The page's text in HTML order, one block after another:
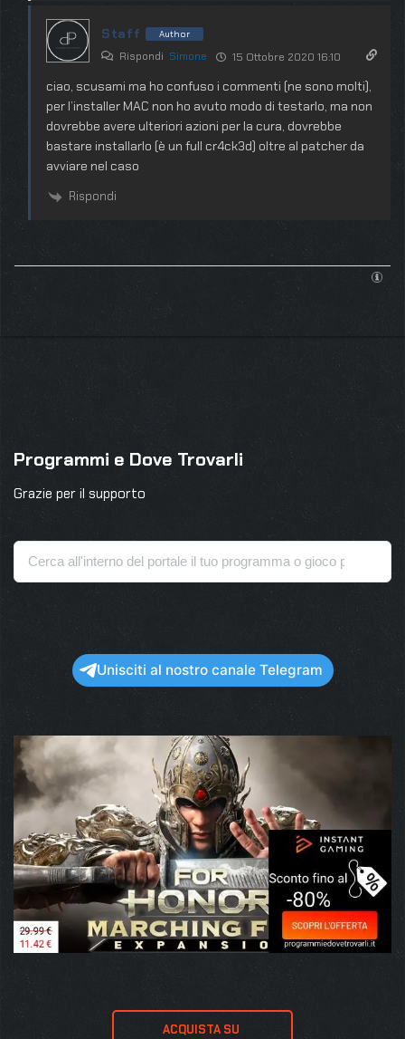
Staff Author
Rispondi Simone 15 Ottobre 2020 16:10
ciao, scusami ma ho confuso i commenti (ne sono molti),
per l’installer MAC non ho avuto modo di testarlo, ma non
dovrebbe avere ulteriori azioni per la cura, dovrebbe
bastare installarlo (è un full cr4ck3d) oltre al patcher da
avviare nel caso
Rispondi
Programmi e Dove Trovarli
Grazie per il supporto
Unisciti al nostro canale Telegram
ACQUISTA SU